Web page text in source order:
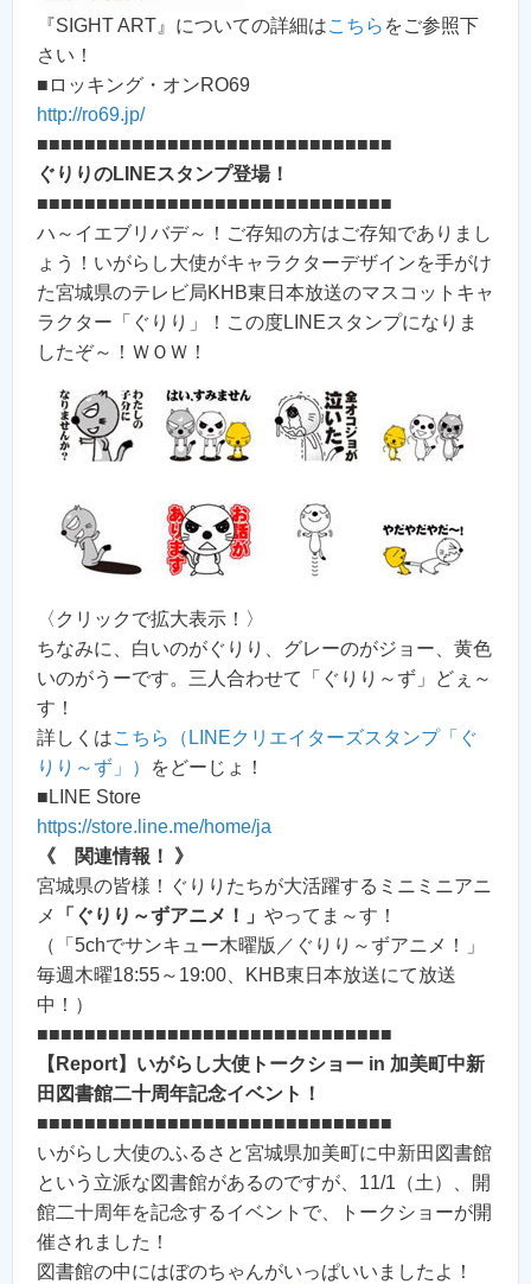
『SIGHT ART』についての詳細はこちら をご参照下
さい！
■ロッキング・オンRO69
http://ro69.jp/
■■■■■■■■■■■■■■■■■■■■■■■■■■■■■■
ぐりりのLINEスタンプ登場！
■■■■■■■■■■■■■■■■■■■■■■■■■■■■■■
ハ～イエブリバデ～！ご存知の方はご存知でありまし
ょう！いがらし大使がキャラクターデザインを手がけ
た宮城県のテレビ局KHB東日本放送のマスコットキャ
ラクター「ぐりり」！この度LINEスタンプになりま
したぞ～！ＷＯＷ！
〈クリックで拡大表示！〉
ちなみに、白いのがぐりり、グレーのがジョー、黄色
いのがうーです。三人合わせて「ぐりり～ず」どぇ～
す！
詳しくはこちら（LINEクリエイターズスタンプ「ぐ
りり～ず」）
をどーじょ！
■LINE Store
https://store.line.me/home/ja
《 関連情報！ 》
宮城県の皆様！ぐりりたちが大活躍するミニミニアニ
メ
「ぐりり～ずアニメ！」 やってま～す！
（「5chでサンキュー木曜版／ぐりり～ずアニメ！」
毎週木曜18:55～19:00、KHB東日本放送にて放送
中！）
■■■■■■■■■■■■■■■■■■■■■■■■■■■■■■
【Report】いがらし大使トークショー in 加美町中新
田図書館二十周年記念イベント！
■■■■■■■■■■■■■■■■■■■■■■■■■■■■■■
いがらし大使のふるさと宮城県加美町に中新田図書館
という立派な図書館があるのですが、11/1（土）、開
館二十周年を記念するイベントで、トークショーが開
催されました！
図書館の中にはぼのちゃんがいっぱいいましたよ！